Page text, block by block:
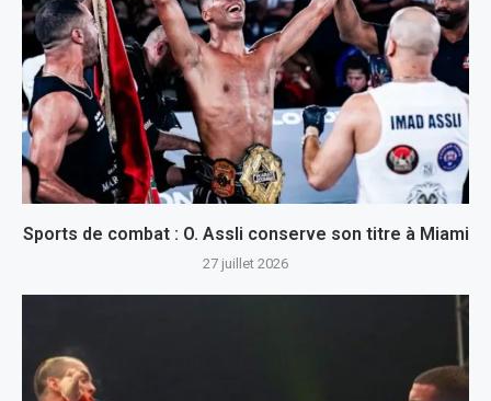
Sports de combat : O. Assli conserve son titre à Miami
27 juillet 2026